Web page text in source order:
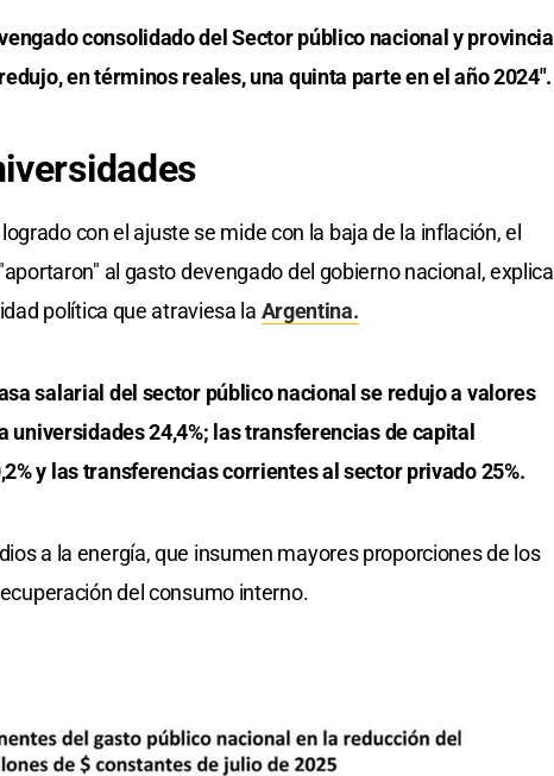
consolidado del Sector público nacional y
en términos reales, una quinta parte en el año 2024".
con el ajuste se mide con la baja de la inflación, el
al gasto devengado del gobierno nacional,
política que atraviesa la Argentina.
salarial del sector público nacional se redujo a valores
universidades 24,4%; las transferencias de capital
y las transferencias corrientes al sector privado 25%.
a la energía, que insumen mayores proporciones de los
del consumo interno.